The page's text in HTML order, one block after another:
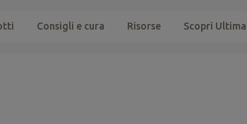
Consigli e cura Risorse Scopri Ultima